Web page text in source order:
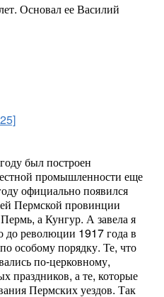
Основал ее Василий
был построен
промышленности еще
официально появился
Пермской провинции
а Кунгур. А завела я
до революции 1917 года в
особому порядку. Те, что
по-церковному,
праздников, а те, которые
Пермских уездов. Так